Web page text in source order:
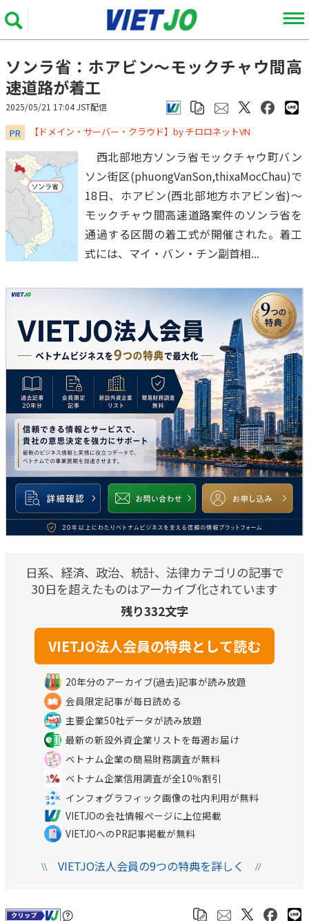
ソンラ省：ホアビン～モックチャウ間高
速道路が着工
2025/05/21 17:04 JST配信
PR ​​​​​​​【ドメイン・サーバー・クラウド】by チロロネットVN
西北部地方ソンラ省モックチャウ町バン
ソン街区(phuongVanSon,thixaMocChau)で
18日、ホアビン(西北部地方ホアビン省)～
モックチャウ間高速道路案件のソンラ省を
通過する区間の着工式が開催された。着工
式には、マイ・バン・チン副首相...
日系、経済、政治、統計、法律カテゴリの記事で
30日を超えたものはアーカイブ化されています
残り332文字
20年分のアーカイブ(過去)記事が読み放題
会員限定記事が毎日読める
主要企業50社データが読み放題
最新の新設外資企業リストを毎週お届け
ベトナム企業の簡易財務調査が無料
ベトナム企業信用調査が全10％割引
インフォグラフィック画像の社内利用が無料
VIETJOの会社情報ページに上位掲載
VIETJOへのPR記事掲載が無料
\\VIETJO法人会員の9つの特典を詳しく //